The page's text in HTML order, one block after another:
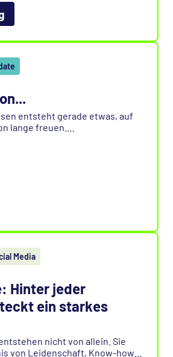
mit der elpix AG entstanden ist
für unsere Kunden
entsteht gerade etwas, auf
lange freuen.
Media
Hinter jeder
ein starkes
nicht von allein. Sie
von Leidenschaft, Know-how